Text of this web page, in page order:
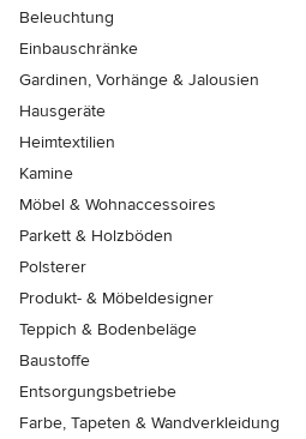
Beleuchtung
Einbauschränke
Gardinen, Vorhänge & Jalousien
Hausgeräte
Heimtextilien
Kamine
Möbel & Wohnaccessoires
Parkett & Holzböden
Polsterer
Produkt- & Möbeldesigner
Teppich & Bodenbeläge
Baustoffe
Entsorgungsbetriebe
Farbe, Tapeten & Wandverkleidung